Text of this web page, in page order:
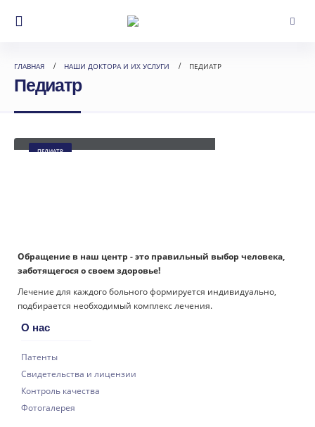
ГЛАВНАЯ НАШИ ДОКТОРА И ИХ УСЛУГИ ПЕДИАТР
Педиатр
ПЕДИАТР
Обращение в наш центр - это правильный выбор человека,
заботящегося о своем здоровье!
Лечение для каждого больного формируется индивидуально,
подбирается необходимый комплекс лечения.
О нас
Патенты
Свидетельства и лицензии
Контроль качества
Фотогалерея